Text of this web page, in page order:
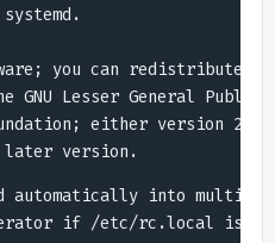
you can redistribute
GNU Lesser General Public
either version
automatically into multi-
if /etc/rc.local is